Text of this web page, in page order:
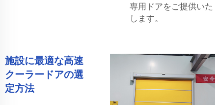
専用ドアをご提供いた
します。
施設に最適な高速
クーラードアの選
定方法